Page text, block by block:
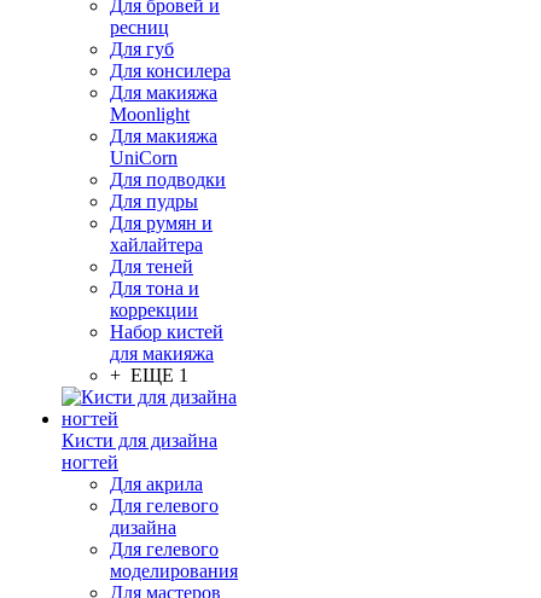
Для бровей и
ресниц
Для губ
Для консилера
Для макияжа
Moonlight
Для макияжа
UniCorn
Для подводки
Для пудры
Для румян и
хайлайтера
Для теней
Для тона и
коррекции
Набор кистей
для макияжа
+ ЕЩЕ 1
Кисти для дизайна
ногтей
Для акрила
Для гелевого
дизайна
Для гелевого
моделирования
Для мастеров